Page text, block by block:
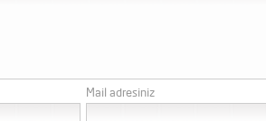
Mail adresiniz